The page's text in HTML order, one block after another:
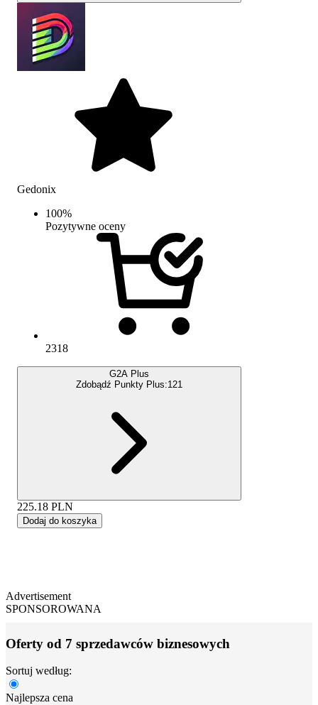
Gedonix
100%
Pozytywne oceny
2318
G2A Plus
Zdobądź Punkty Plus:121
225.18 PLN
Dodaj do koszyka
Advertisement
SPONSOROWANA
Oferty od 7 sprzedawców biznesowych
Sortuj według:
Najlepsza cena